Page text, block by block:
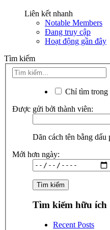
Liên kết nhanh
Notable Members
Đang truy cập
Hoạt động gần đây
Tìm kiếm
Chỉ tìm trong
Được gửi bởi thành viên:
Dãn cách tên bằng dấu
Mới hơn ngày:
Tìm kiếm hữu ích
Recent Posts